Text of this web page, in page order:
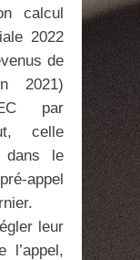
calcul
2022
de
2021)
par
celle
dans le
appel
leur
l’appel,